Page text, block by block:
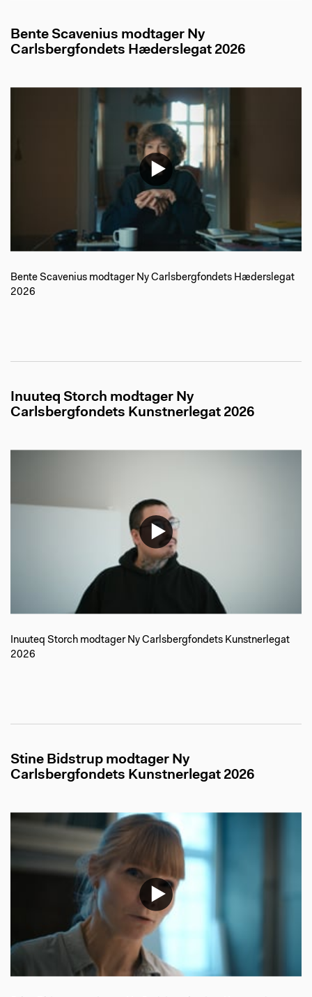
Bente Scavenius modtager Ny
Carlsbergfondets Hæderslegat 2026
Bente Scavenius modtager Ny Carlsbergfondets Hæderslegat
2026
Inuuteq Storch modtager Ny
Carlsbergfondets Kunstnerlegat 2026
Inuuteq Storch modtager Ny Carlsbergfondets Kunstnerlegat
2026
Stine Bidstrup modtager Ny
Carlsbergfondets Kunstnerlegat 2026